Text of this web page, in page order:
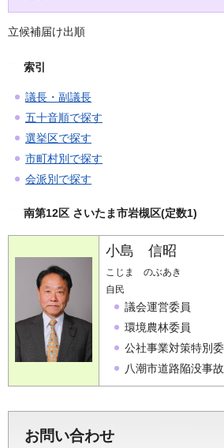
立候補届け出順
索引
議長・副議長
五十音順で探す
選挙区で探す
市町村別で探す
会派別で探す
南第12区 さいたま市岩槻区(定数1)
小島 信昭
こじま のぶあき
自民
議会運営委員
環境農林委員
公社事業対策特別
八潮市道路陥没事
お問い合わせ